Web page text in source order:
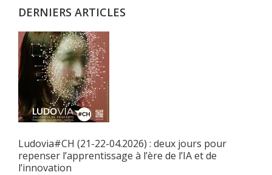
DERNIERS ARTICLES
Ludovia#CH (21-22-04.2026) : deux jours pour
repenser l’apprentissage à l’ère de l’IA et de
l’innovation